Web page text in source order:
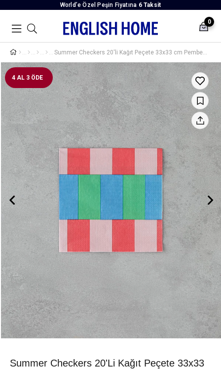
World’e Özel Peşin Fiyatına 6 Taksit
0
Summer Checkers 20'li Kağıt Peçete 33x33 cm Pembe - Yeşil
4 AL 3 ÖDE
Summer Checkers 20'li Kağıt Peçete 33x33